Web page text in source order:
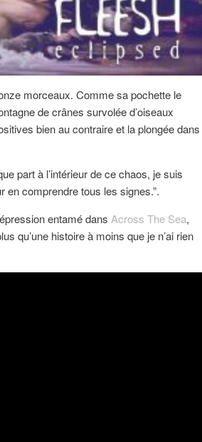
morceaux. Comme sa pochette le
de crânes survolée d’oiseaux
bien au contraire et la plongée dans
part à l’intérieur de ce chaos, je suis
en comprendre tous les signes.”.
entamé dans Across The Sea,
qu’une histoire à moins que je n’ai rien